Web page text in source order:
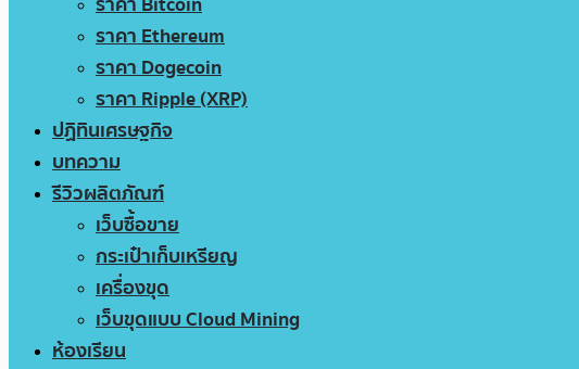
ราคา Ethereum
ราคา Dogecoin
ราคา Ripple (XRP)
ปฏิทินเศรษฐกิจ
บทความ
รีวิวผลิตภัณฑ์
เว็บซื้อขาย
กระเป๋าเก็บเหรียญ
เครื่องขุด
เว็บขุดแบบ Cloud Mining
ห้องเรียน